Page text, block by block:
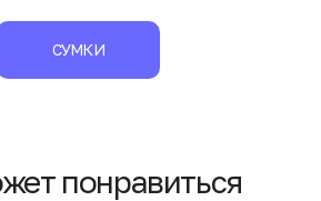
СУМКИ
понравиться